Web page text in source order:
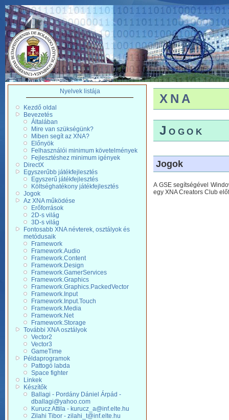
Nyelvek listája
Kezdő oldal
Bevezetés
Általában
Mire van szükségünk?
Miben segít az XNA?
Előnyök
Felhasználói minimum követelmények
Fejlesztéshez minimum igények
DirectX
Egyszerűbb játékfejlesztés
Egyszerű játékfejlesztés
Költséghatékony játékfejlesztés
Jogok
Az XNA működése
Erőforrások
2D-s világ
3D-s világ
Fontosabb XNA névterek, osztályok és
metódusaik
Framework
Framework.Audio
Framework.Content
Framework.Design
Framework.GamerServices
Framework.Graphics
Framework.Graphics.PackedVector
Framework.Input
Framework.Input.Touch
Framework.Media
Framework.Net
Framework.Storage
További XNA osztályok
Vector2
Vector3
GameTime
Példaprogramok
Pattogó labda
Space fighter
Linkek
Készítők
Ballagi - Pordány Dániel Árpád -
dballagi@yahoo.com
Kurucz Attila - kurucz_a@inf.elte.hu
Zilahi Tibor - zilahi_t@inf.elte.hu
XNA
Jogok
Jogok
A GSE segítségével
egy XNA Creators Club